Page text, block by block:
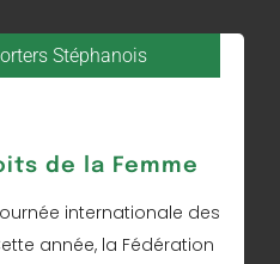
Stéphanois
de la Femme
internationale des
année, la Fédération